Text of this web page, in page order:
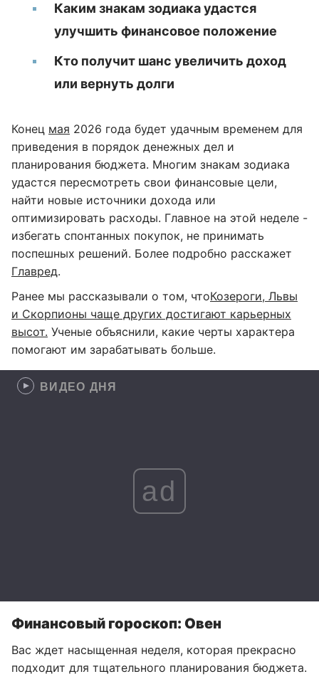
Каким знакам зодиака удастся
улучшить финансовое положение
Кто получит шанс увеличить доход
или вернуть долги
Конец мая 2026 года будет удачным временем для
приведения в порядок денежных дел и
планирования бюджета. Многим знакам зодиака
удастся пересмотреть свои финансовые цели,
найти новые источники дохода или
оптимизировать расходы. Главное на этой неделе -
избегать спонтанных покупок, не принимать
поспешных решений. Более подробно расскажет
Главред.
Ранее мы рассказывали о том, чтоКозероги, Львы
и Скорпионы чаще других достигают карьерных
высот. Ученые объяснили, какие черты характера
помогают им зарабатывать больше.
ВИДЕО ДНЯ
ad
Финансовый гороскоп: Овен
Вас ждет насыщенная неделя, которая прекрасно
подходит для тщательного планирования бюджета.